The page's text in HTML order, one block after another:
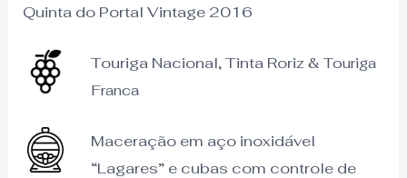
Quinta do Portal Vintage 2016
Touriga Nacional, Tinta Roriz& Touriga
Franca
Maceração em aço inoxidável
“Lagares” e cubas com controle de